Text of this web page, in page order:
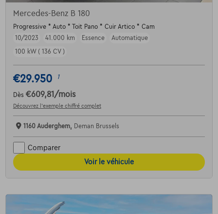
Mercedes-Benz B 180
Progressive * Auto * Toit Pano * Cuir Artico * Cam
10/2023
41.000 km Essence
Automatique
100 kW ( 136 CV )
€29.950 1
Dès €609,81 /mois
Découvrez l’exemple chiffré complet
1160 Auderghem, Deman Brussels
Comparer
Voir le véhicule